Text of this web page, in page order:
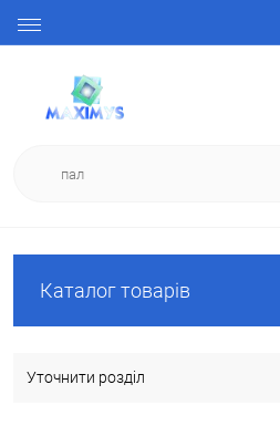
Каталог товарів
Уточнити розділ